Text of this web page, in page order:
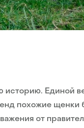
историю. Единой
похожие щенки
от